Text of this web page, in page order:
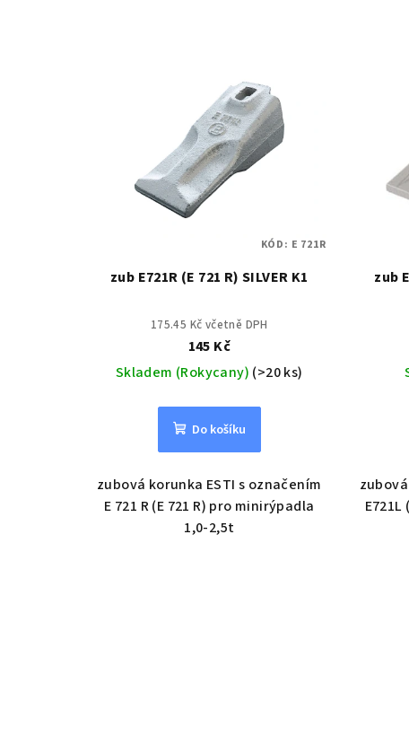
zub E721R (E 721 R) SILVER K1
175.45 Kč včetně DPH
145 Kč
Skladem (Rokycany) (>20 ks)
Do košíku
zubová korunka ESTI s označením
E 721 R (E 721 R) pro minirýpadla
1,0-2,5t
KÓD: E 721R
zub